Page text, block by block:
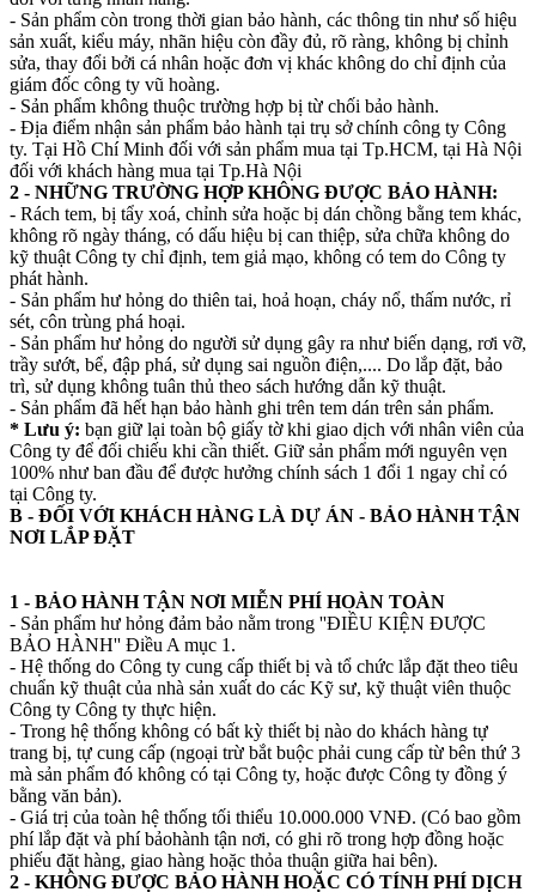
- Sản phẩm còn trong thời gian bảo hành, các thông tin như số hiệu
sản xuất, kiểu máy, nhãn hiệu còn đầy đủ, rõ ràng, không bị chỉnh
sửa, thay đổi bởi cá nhân hoặc đơn vị khác không do chỉ định của
giám đốc công ty vũ hoàng.
- Sản phẩm không thuộc trường hợp bị từ chối bảo hành.
- Địa điểm nhận sản phẩm bảo hành tại trụ sở chính công ty Công
ty. Tại Hồ Chí Minh đối với sản phẩm mua tại Tp.HCM, tại Hà Nội
đối với khách hàng mua tại Tp.Hà Nội
2 - NHỮNG TRƯỜNG HỢP KHÔNG ĐƯỢC BẢO HÀNH:
- Rách tem, bị tẩy xoá, chỉnh sửa hoặc bị dán chồng bằng tem khác,
không rõ ngày tháng, có dấu hiệu bị can thiệp, sửa chữa không do
kỹ thuật Công ty chỉ định, tem giả mạo, không có tem do Công ty
phát hành.
- Sản phẩm hư hỏng do thiên tai, hoả hoạn, cháy nổ, thấm nước, rỉ
sét, côn trùng phá hoại.
- Sản phẩm hư hỏng do người sử dụng gây ra như biến dạng, rơi vỡ,
trầy sướt, bể, đập phá, sử dụng sai nguồn điện,.... Do lắp đặt, bảo
trì, sử dụng không tuân thủ theo sách hướng dẫn kỹ thuật.
- Sản phẩm đã hết hạn bảo hành ghi trên tem dán trên sản phẩm.
* Lưu ý: bạn giữ lại toàn bộ giấy tờ khi giao dịch với nhân viên của
Công ty để đối chiếu khi cần thiết. Giữ sản phẩm mới nguyên vẹn
100% như ban đầu để được hưởng chính sách 1 đổi 1 ngay chỉ có
tại Công ty.
B - ĐỐI VỚI KHÁCH HÀNG LÀ DỰ ÁN - BẢO HÀNH TẬN
NƠI LẮP ĐẶT
1 - BẢO HÀNH TẬN NƠI MIỄN PHÍ HOÀN TOÀN
- Sản phẩm hư hỏng đảm bảo nằm trong ''ĐIỀU KIỆN ĐƯỢC
BẢO HÀNH'' Điều A mục 1.
- Hệ thống do Công ty cung cấp thiết bị và tổ chức lắp đặt theo tiêu
chuẩn kỹ thuật của nhà sản xuất do các Kỹ sư, kỹ thuật viên thuộc
Công ty Công ty thực hiện.
- Trong hệ thống không có bất kỳ thiết bị nào do khách hàng tự
trang bị, tự cung cấp (ngoại trừ bắt buộc phải cung cấp từ bên thứ 3
mà sản phẩm đó không có tại Công ty, hoặc được Công ty đồng ý
bằng văn bản).
- Giá trị của toàn hệ thống tối thiểu 10.000.000 VNĐ. (Có bao gồm
phí lắp đặt và phí bảohành tận nơi, có ghi rõ trong hợp đồng hoặc
phiếu đặt hàng, giao hàng hoặc thỏa thuận giữa hai bên).
2 - KHÔNG ĐƯỢC BẢO HÀNH HOẶC CÓ TÍNH PHÍ DỊCH